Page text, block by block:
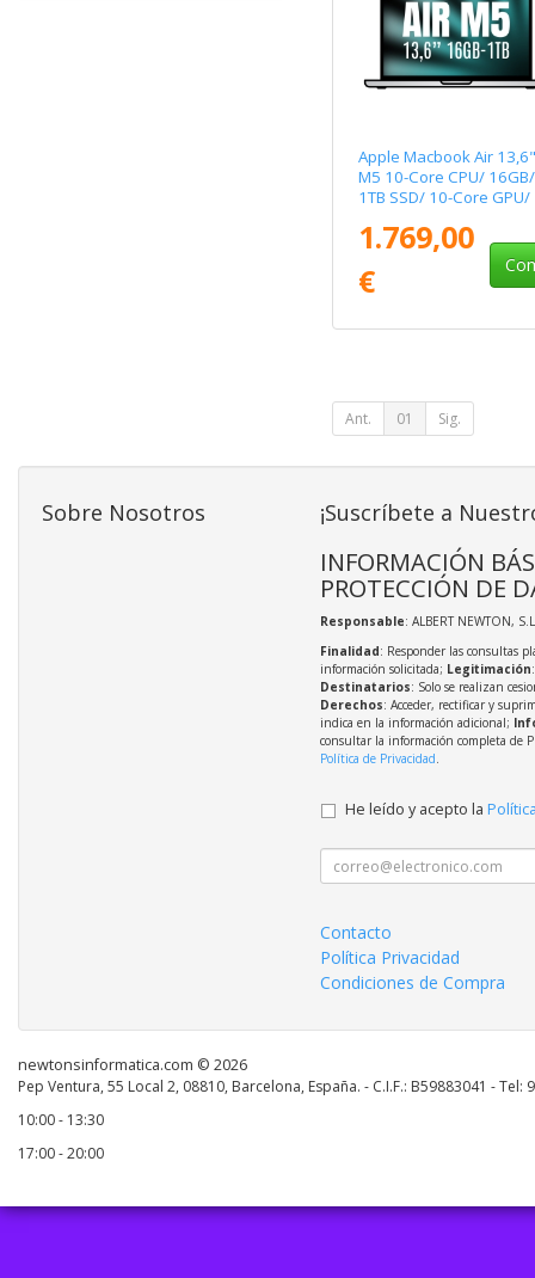
Apple Macbook Air
M5 10-Core CPU/ 16GB/
1TB SSD/ 10-Core GPU/
1.769,00
€
Ant. 01 Sig.
Sobre Nosotros ¡Suscríbete a
INFORMACIÓN
PROTECCIÓN DE
Responsable: ALBERT NEWTON,
Finalidad: Responder las consultas
información solicitada; Legitimación
Destinatarios: Solo se realizan
Derechos: Acceder, rectificar y
indica en la información adicional;
consultar la información completa de
Política de Privacidad.
He leído y acepto la
Contacto
Política Privacidad
Condiciones de Compra
newtonsinformatica.com © 2026
Pep Ventura, 55 Local 2, 08810, Barcelona, España. - C.I.F.: B59883041 - Tel:
10:00 - 13:30
17:00 - 20:00